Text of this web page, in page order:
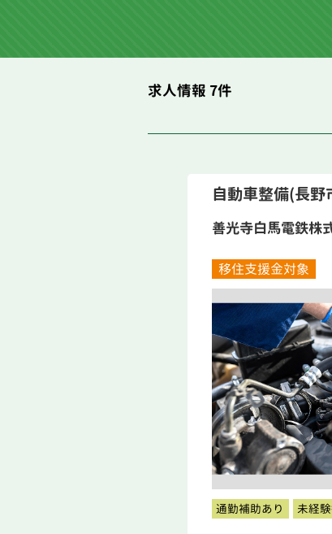
求人情報 7件
自動車整備(長野
善光寺白馬電鉄株
移住支援金対象
通勤補助あり 未経